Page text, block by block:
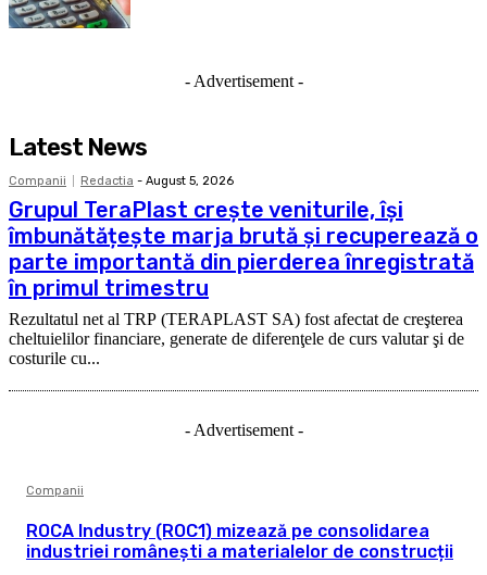
- Advertisement -
Latest News
Companii Redactia - August 5, 2026
Grupul TeraPlast crește veniturile, își
îmbunătățește marja brută și recuperează o
parte importantă din pierderea înregistrată
în primul trimestru
Rezultatul net al TRP (TERAPLAST SA) fost afectat de creşterea
cheltuielilor financiare, generate de diferenţele de curs valutar şi de
costurile cu...
- Advertisement -
Companii
ROCA Industry (ROC1) mizează pe consolidarea
industriei românești a materialelor de construcții